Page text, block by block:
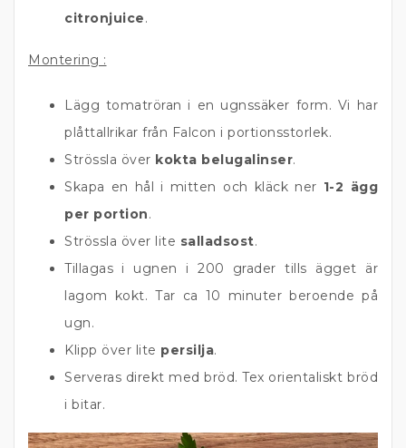
citronjuice.
Montering :
Lägg tomatröran i en ugnssäker form. Vi har
plåttallrikar från Falcon i portionsstorlek.
Strössla över kokta belugalinser.
Skapa en hål i mitten och kläck ner 1-2 ägg
per portion.
Strössla över lite salladsost.
Tillagas i ugnen i 200 grader tills ägget är
lagom kokt. Tar ca 10 minuter beroende på
ugn.
Klipp över lite persilja.
Serveras direkt med bröd. Tex orientaliskt bröd
i bitar.